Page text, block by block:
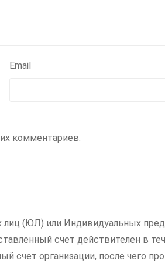
Email
комментариев.
(ЮЛ) или Индивидуальных
счет действителен в
счет организации, после чего